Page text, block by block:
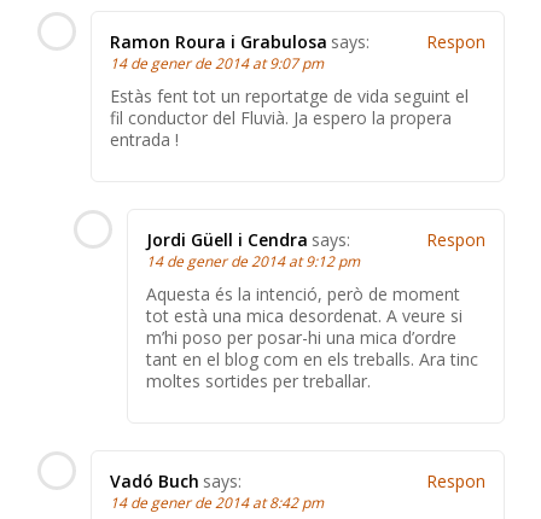
Ramon Roura i Grabulosa says:
14 de gener de 2014 at 9:07 pm
Estàs fent tot un reportatge de vida seguint el
fil conductor del Fluvià. Ja espero la propera
entrada !
Respon
Jordi Güell i Cendra says:
14 de gener de 2014 at 9:12 pm
Aquesta és la intenció, però de moment
tot està una mica desordenat. A veure si
m’hi poso per posar-hi una mica d’ordre
tant en el blog com en els treballs. Ara tinc
moltes sortides per treballar.
Respon
Vadó Buch says:
14 de gener de 2014 at 8:42 pm
Respon